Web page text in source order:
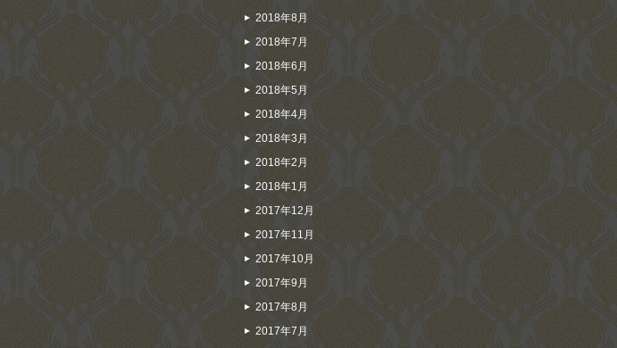
2018年8月
2018年7月
2018年6月
2018年5月
2018年4月
2018年3月
2018年2月
2018年1月
2017年12月
2017年11月
2017年10月
2017年9月
2017年8月
2017年7月